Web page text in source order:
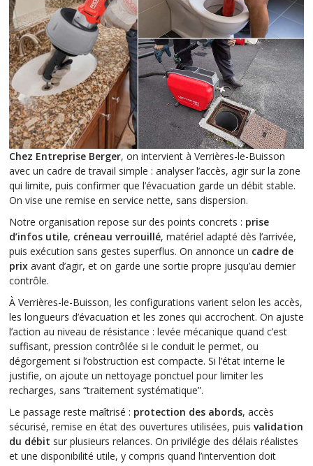
Chez Entreprise Berger, on intervient à Verrières-le-Buisson
avec un cadre de travail simple : analyser l’accès, agir sur la zone
qui limite, puis confirmer que l’évacuation garde un débit stable.
On vise une remise en service nette, sans dispersion.
Notre organisation repose sur des points concrets : prise
d’infos utile, créneau verrouillé, matériel adapté dès l’arrivée,
puis exécution sans gestes superflus. On annonce un cadre de
prix avant d’agir, et on garde une sortie propre jusqu’au dernier
contrôle.
À Verrières-le-Buisson, les configurations varient selon les accès,
les longueurs d’évacuation et les zones qui accrochent. On ajuste
l’action au niveau de résistance : levée mécanique quand c’est
suffisant, pression contrôlée si le conduit le permet, ou
dégorgement si l’obstruction est compacte. Si l’état interne le
justifie, on ajoute un nettoyage ponctuel pour limiter les
recharges, sans “traitement systématique”.
Le passage reste maîtrisé : protection des abords, accès
sécurisé, remise en état des ouvertures utilisées, puis validation
du débit sur plusieurs relances. On privilégie des délais réalistes
et une disponibilité utile, y compris quand l’intervention doit